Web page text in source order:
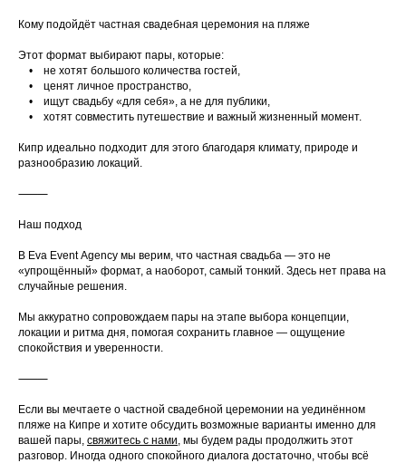
Кому подойдёт частная свадебная церемония на пляже
Этот формат выбирают пары, которые:
• не хотят большого количества гостей,
• ценят личное пространство,
• ищут свадьбу «для себя», а не для публики,
• хотят совместить путешествие и важный жизненный момент.
Кипр идеально подходит для этого благодаря климату, природе и
разнообразию локаций.
⸻
Наш подход
В Eva Event Agency мы верим, что частная свадьба — это не
«упрощённый» формат, а наоборот, самый тонкий. Здесь нет права на
случайные решения.
Мы аккуратно сопровождаем пары на этапе выбора концепции,
локации и ритма дня, помогая сохранить главное — ощущение
спокойствия и уверенности.
⸻
Если вы мечтаете о частной свадебной церемонии на уединённом
пляже на Кипре и хотите обсудить возможные варианты именно для
вашей пары, свяжитесь с нами , мы будем рады продолжить этот
разговор. Иногда одного спокойного диалога достаточно, чтобы всё